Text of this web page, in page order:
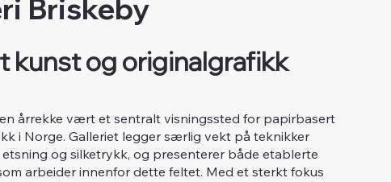
Briskeby
kunst og originalgrafikk
årrekke vært et sentralt visningssted for papirbasert
i Norge. Galleriet legger særlig vekt på teknikker
og silketrykk, og presenterer både etablerte
arbeider innenfor dette feltet. Med et sterkt fokus